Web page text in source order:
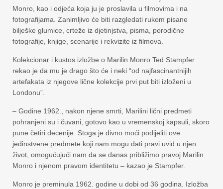
Monro, kao i odjeća koja ju je proslavila u filmovima i na
fotografijama. Zanimljivo će biti razgledati rukom pisane
bilješke glumice, crteže iz djetinjstva, pisma, porodične
fotografije, knjige, scenarije i rekvizite iz filmova.
Kolekcionar i kustos izložbe o Marilin Monro Ted Stampfer
rekao je da mu je drago što će i neki “od najfascinantnijih
artefakata iz njegove lične kolekcije prvi put biti izloženi u
Londonu”.
– Godine 1962., nakon njene smrti, Marilini lični predmeti
pohranjeni su i čuvani, gotovo kao u vremenskoj kapsuli, skoro
pune četiri decenije. Stoga je divno moći podijeliti ove
jedinstvene predmete koji nam mogu dati pravi uvid u njen
život, omogućujući nam da se danas približimo pravoj Marilin
Monro i njenom pravom identitetu – kazao je Stampfer.
Monro je preminula 1962. godine u dobi od 36 godina. Izložba